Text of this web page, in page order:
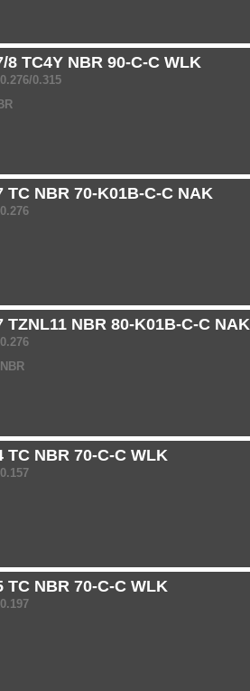
TC4Y NBR 90-C-C WLK
0.315
NBR 70-K01B-C-C NAK
NBR 80-K01B-C-C NAK
NBR
NBR 70-C-C WLK
NBR 70-C-C WLK